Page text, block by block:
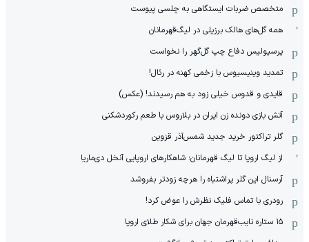
متخصص ضربات ایستگاهی به چلسی پیوست
همه گل‌های هالک برزیلی در لیگ‌قهرمانان
پرسپولیس دفاع چپ گل‌گهر را نخواست
تمدید وینیسیوس با زخمی کهنه در رئال!
قایدی و قدوس خیلی زود به هم رسیدند! (عکس)
آتش بازی دونده زن ایران در بلاروس با طعم رکوردشکنی
گلر تراکتور خرید جدید شمس‌آذر قزوین
از لیگ اروپا تا لیگ قهرمانان؛ شاهکارهای اروپایی آنخل دی‌ماریا
آرسنال این گلر پراشتباه را هرچه زودتر بفروشد
رودری با تماس فلیک نظرش را عوض کرد!
١۵ ستاره نایب‌قهرمان جهان برای شکار طلای اروپا